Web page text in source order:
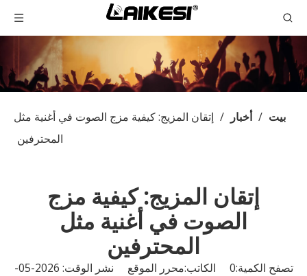
بيت / أخبار / إتقان المزيج: كيفية مزج الصوت في أغنية مثل
المحترفين
إتقان المزيج: كيفية مزج
الصوت في أغنية مثل
المحترفين
تصفح الكمية:0
الكاتب:محرر الموقع نشر الوقت: 2026-05-